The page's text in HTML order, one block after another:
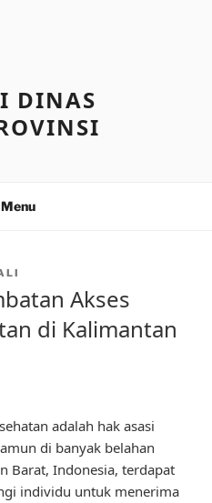
DINAS
Menu
Akses
di Kalimantan
adalah hak asasi
di banyak belahan
Barat, Indonesia, terdapat
individu untuk menerima